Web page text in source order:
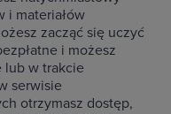
i materiałów
zacząć się uczyć
i możesz
lub w trakcie
serwisie
otrzymasz dostęp,